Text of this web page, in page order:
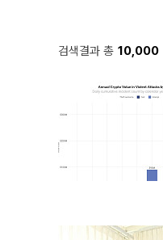
검색결과 총 10,000